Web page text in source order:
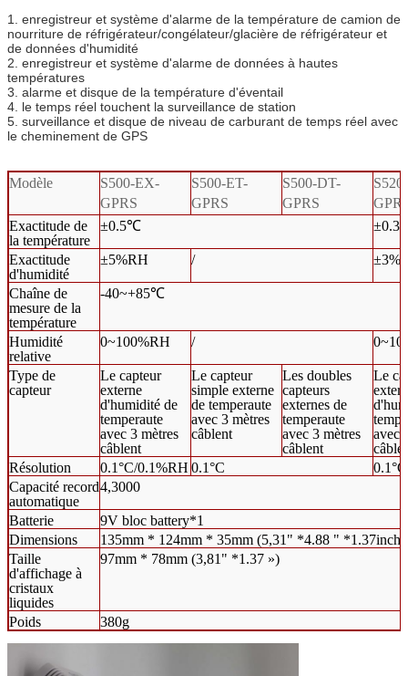
1. enregistreur et système d'alarme de la température de camion de
nourriture de réfrigérateur/congélateur/glacière de réfrigérateur et
de données d'humidité
2. enregistreur et système d'alarme de données à hautes
températures
3. alarme et disque de la température d'éventail
4. le temps réel touchent la surveillance de station
5. surveillance et disque de niveau de carburant de temps réel avec
le cheminement de GPS
Modèle
S500-EX-
GPRS
S500-ET-
GPRS
S500-DT-
GPRS
Exactitude de
la température
±0.5℃
Exactitude
d'humidité
±5%RH /
Chaîne de
mesure de la
température
-40~+85℃
Humidité
relative
0~100%RH /
Type de
capteur
Le capteur
externe
d'humidité de
temperaute
avec 3 mètres
câblent
Le capteur
simple externe
de temperaute
avec 3 mètres
câblent
Les doubles
capteurs
externes de
temperaute
avec 3 mètres
câblent
Le
avec
Résolution
0.1°C/0.1%RH 0.1°C
Capacité record
automatique
4,3000
Batterie
9V bloc battery*1
Dimensions
135mm * 124mm * 35mm (5,31" *4.88 " *1.37inch)
Taille
d'affichage à
cristaux
liquides
97mm * 78mm (3,81" *1.37 »)
Poids 380g